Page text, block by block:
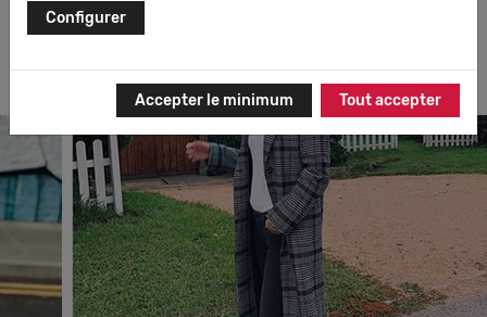
modèles de chaussures de la marque sont également
reconnus pour leur solidité. Découvrez les chaussures
Pepe Jeans.
Configurer
Accepter le minimum Tout accepter